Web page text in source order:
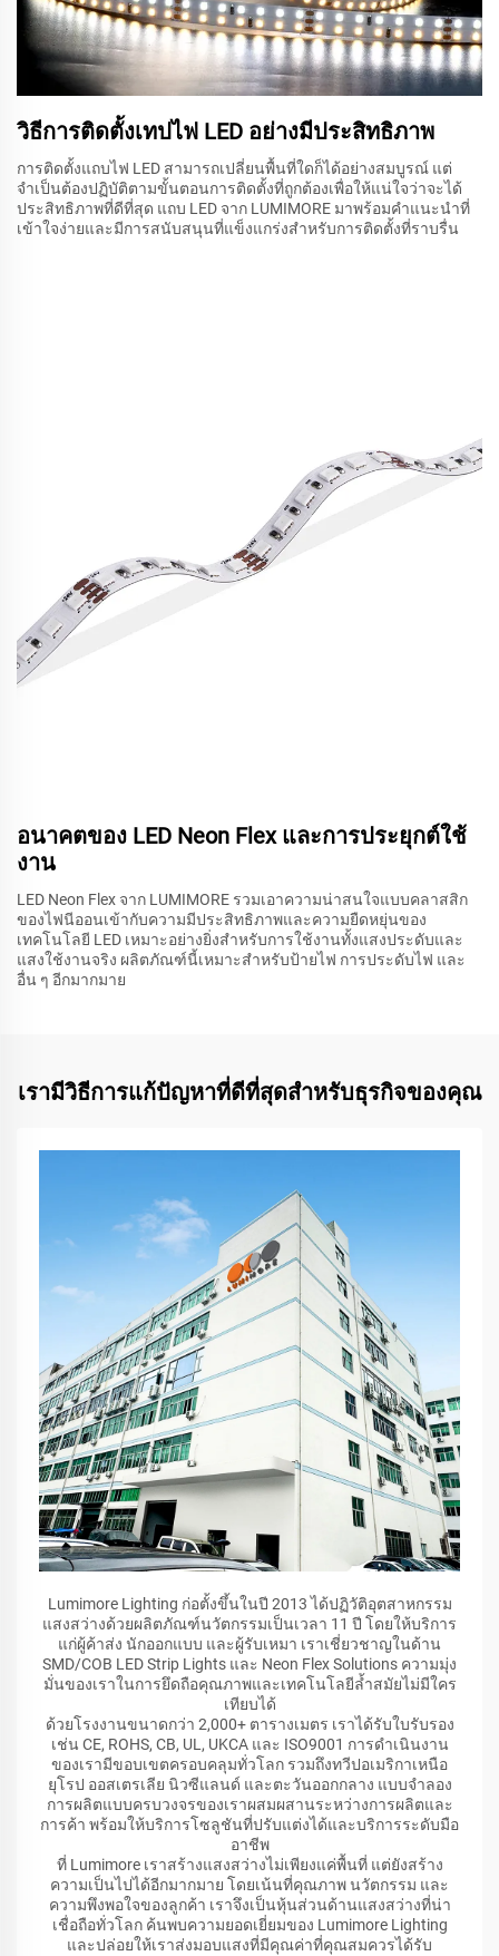
วิธีการติดตั้งเทปไฟ LED อย่างมีประสิทธิภาพ
การติดตั้งแถบไฟ LED สามารถเปลี่ยนพื้นที่ใดก็ได้อย่างสมบูรณ์ แต่
จำเป็นต้องปฏิบัติตามขั้นตอนการติดตั้งที่ถูกต้องเพื่อให้แน่ใจว่าจะได้
ประสิทธิภาพที่ดีที่สุด แถบ LED จาก LUMIMORE มาพร้อมคำแนะนำที่
เข้าใจง่ายและมีการสนับสนุนที่แข็งแกร่งสำหรับการติดตั้งที่ราบรื่น
อนาคตของ LED Neon Flex และการประยุกต์ใช้
งาน
LED Neon Flex จาก LUMIMORE รวมเอาความน่าสนใจแบบคลาสสิก
ของไฟนีออนเข้ากับความมีประสิทธิภาพและความยืดหยุ่นของ
เทคโนโลยี LED เหมาะอย่างยิ่งสำหรับการใช้งานทั้งแสงประดับและ
แสงใช้งานจริง ผลิตภัณฑ์นี้เหมาะสำหรับป้ายไฟ การประดับไฟ และ
อื่น ๆ อีกมากมาย
เรามีวิธีการแก้ปัญหาที่ดีที่สุดสำหรับธุรกิจของคุณ
Lumimore Lighting ก่อตั้งขึ้นในปี 2013 ได้ปฏิวัติอุตสาหกรรม
แสงสว่างด้วยผลิตภัณฑ์นวัตกรรมเป็นเวลา 11 ปี โดยให้บริการ
แก่ผู้ค้าส่ง นักออกแบบ และผู้รับเหมา เราเชี่ยวชาญในด้าน
SMD/COB LED Strip Lights และ Neon Flex Solutions ความมุ่ง
มั่นของเราในการยึดถือคุณภาพและเทคโนโลยีล้ำสมัยไม่มีใคร
เทียบได้
ด้วยโรงงานขนาดกว่า 2,000+ ตารางเมตร เราได้รับใบรับรอง
เช่น CE, ROHS, CB, UL, UKCA และ ISO9001 การดำเนินงาน
ของเรามีขอบเขตครอบคลุมทั่วโลก รวมถึงทวีปอเมริกาเหนือ
ยุโรป ออสเตรเลีย นิวซีแลนด์ และตะวันออกกลาง แบบจำลอง
การผลิตแบบครบวงจรของเราผสมผสานระหว่างการผลิตและ
การค้า พร้อมให้บริการโซลูชันที่ปรับแต่งได้และบริการระดับมือ
อาชีพ
ที่ Lumimore เราสร้างแสงสว่างไม่เพียงแค่พื้นที่ แต่ยังสร้าง
ความเป็นไปได้อีกมากมาย โดยเน้นที่คุณภาพ นวัตกรรม และ
ความพึงพอใจของลูกค้า เราจึงเป็นหุ้นส่วนด้านแสงสว่างที่น่า
เชื่อถือทั่วโลก ค้นพบความยอดเยี่ยมของ Lumimore Lighting
และปล่อยให้เราส่งมอบแสงที่มีคุณค่าที่คุณสมควรได้รับ